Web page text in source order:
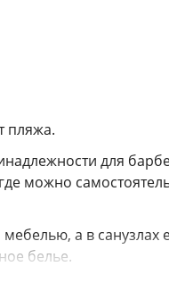
пляжа.
для
можно
а в санузлах
белье.